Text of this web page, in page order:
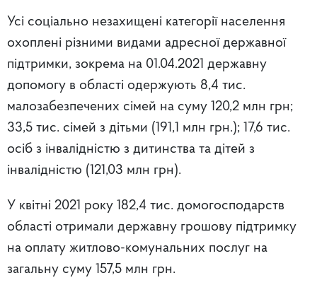
Усі соціально незахищені категорії населення
охоплені різними видами адресної державної
підтримки, зокрема на 01.04.2021 державну
допомогу в області одержують 8,4 тис.
малозабезпечених сімей на суму 120,2 млн грн;
33,5 тис. сімей з дітьми (191,1 млн грн.); 17,6 тис.
осіб з інвалідністю з дитинства та дітей з
інвалідністю (121,03 млн грн).
У квітні 2021 року 182,4 тис. домогосподарств
області отримали державну грошову підтримку
на оплату житлово-комунальних послуг на
загальну суму 157,5 млн грн.